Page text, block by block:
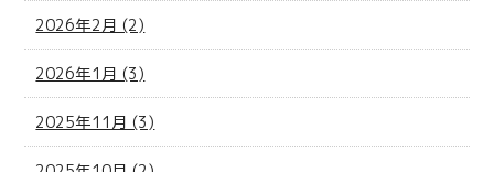
2026年2月 (2)
2026年1月 (3)
2025年11月 (3)